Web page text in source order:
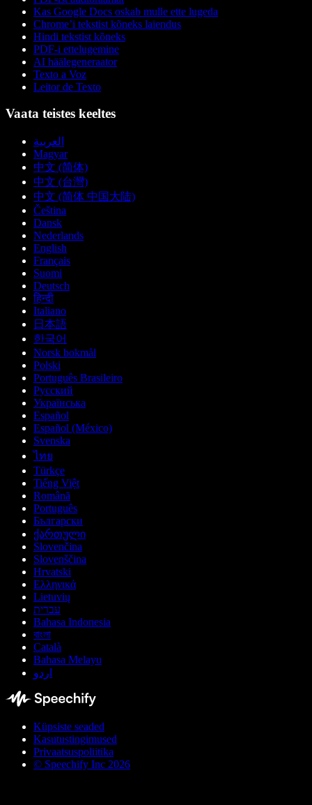
Kas Google Docs oskab mulle ette lugeda
Chrome’i tekstist kõneks laiendus
Hindi tekstist kõneks
PDF-i ettelugemine
AI häälegeneraator
Texto a Voz
Leitor de Texto
Vaata teistes keeltes
العربية
Magyar
中文 (简体)
中文 (台灣)
中文 (简体 中国大陆)
Čeština
Dansk
Nederlands
English
Français
Suomi
Deutsch
हिन्दी
Italiano
日本語
한국어
Norsk bokmål
Polski
Português Brasileiro
Русский
Українська
Español
Español (México)
Svenska
ไทย
Türkçe
Tiếng Việt
Română
Português
Български
ქართული
Slovenčina
Slovenščina
Hrvatski
Ελληνικά
Lietuvių
עברית
Bahasa Indonesia
বাংলা
Català
Bahasa Melayu
اردو
Küpsiste seaded
Kasutustingimused
Privaatsuspoliitika
© Speechify Inc 2026